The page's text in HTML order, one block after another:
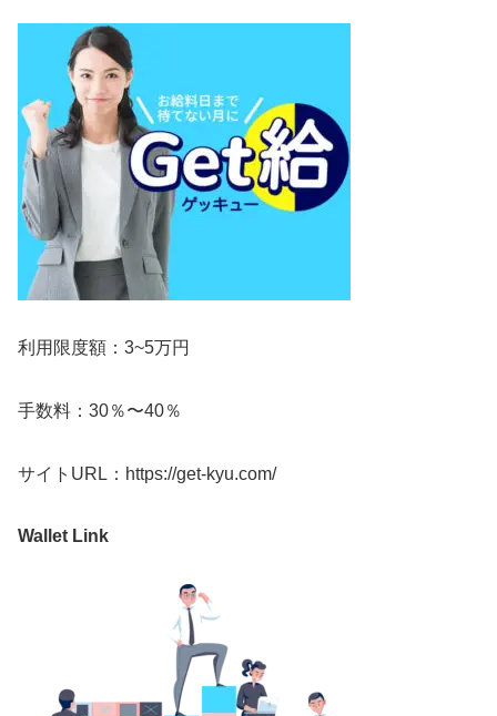
利用限度額：3~5万円
手数料：30％〜40％
サイトURL：https://get-kyu.com/
Wallet Link